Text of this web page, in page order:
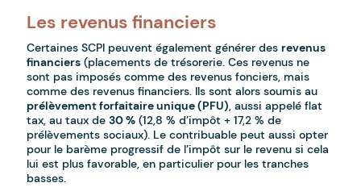
Les revenus financiers
Certaines SCPI peuvent également générer desrevenus
financiers (placements de trésorerie. Ces revenus ne
sont pas imposés comme des revenus fonciers, mais
comme des revenus financiers. Ils sont alors soumis au
prélèvement forfaitaire unique (PFU), aussi appelé flat
tax, au taux de30 % (12,8 % d’impôt + 17,2 % de
prélèvements sociaux). Le contribuable peut aussi opter
pour le barème progressif de l’impôt sur le revenu si cela
lui est plus favorable, en particulier pour les tranches
basses.